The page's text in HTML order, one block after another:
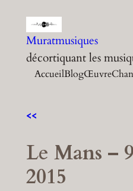
contenu
Muratmusiques
décortiquant les
AccueilBlogŒuvre
<<
Le Mans –
2015